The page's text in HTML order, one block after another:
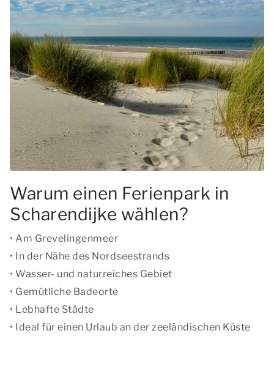
Warum einen Ferienpark in
Scharendijke wählen?
• Am Grevelingenmeer
• In der Nähe des Nordseestrands
• Wasser- und naturreiches Gebiet
• Gemütliche Badeorte
• Lebhafte Städte
• Ideal für einen Urlaub an der zeeländischen Küste